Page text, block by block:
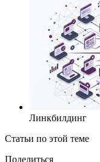
Линкбилдинг
Статьи по этой теме
Поделиться